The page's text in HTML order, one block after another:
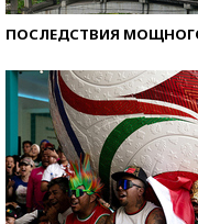
ПОСЛЕДСТВИЯ